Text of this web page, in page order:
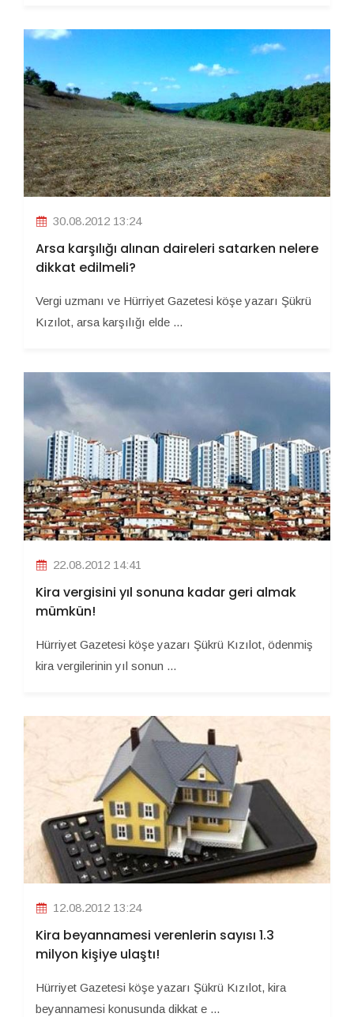
30.08.2012 13:24
Arsa karşılığı alınan daireleri satarken nelere
dikkat edilmeli?
Vergi uzmanı ve Hürriyet Gazetesi köşe yazarı Şükrü
Kızılot, arsa karşılığı elde ...
22.08.2012 14:41
Kira vergisini yıl sonuna kadar geri almak
mümkün!
Hürriyet Gazetesi köşe yazarı Şükrü Kızılot, ödenmiş
kira vergilerinin yıl sonun ...
12.08.2012 13:24
Kira beyannamesi verenlerin sayısı 1.3
milyon kişiye ulaştı!
Hürriyet Gazetesi köşe yazarı Şükrü Kızılot, kira
beyannamesi konusunda dikkat e ...